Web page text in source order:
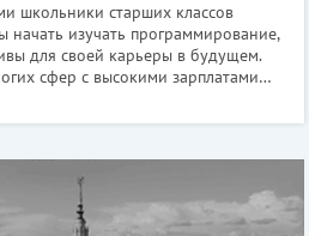
школьники старших классов
начать изучать программирование,
для своей карьеры в будущем.
сфер с высокими зарплатами